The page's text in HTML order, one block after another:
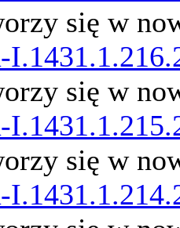
się w
się w
się w